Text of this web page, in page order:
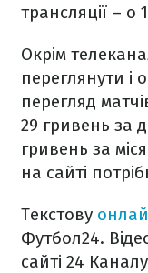
трансляції – о
Окрім
переглянути і
перегляд
29 гривень за
гривень за
на сайті
Текстову
Футбол24.
сайті 24